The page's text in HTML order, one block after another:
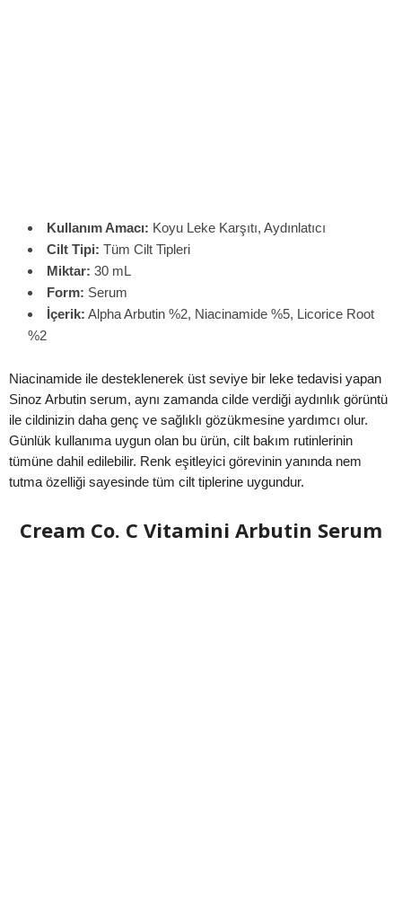
Kullanım Amacı: Koyu Leke Karşıtı, Aydınlatıcı
Cilt Tipi: Tüm Cilt Tipleri
Miktar: 30 mL
Form: Serum
İçerik: Alpha Arbutin %2, Niacinamide %5, Licorice Root
%2
Niacinamide ile desteklenerek üst seviye bir leke tedavisi yapan
Sinoz Arbutin serum, aynı zamanda cilde verdiği aydınlık görüntü
ile cildinizin daha genç ve sağlıklı gözükmesine yardımcı olur.
Günlük kullanıma uygun olan bu ürün, cilt bakım rutinlerinin
tümüne dahil edilebilir. Renk eşitleyici görevinin yanında nem
tutma özelliği sayesinde tüm cilt tiplerine uygundur.
Cream Co. C Vitamini Arbutin Serum